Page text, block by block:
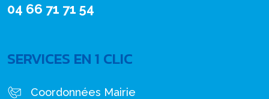
04 66 71 71 54
SERVICES EN 1 CLIC
Coordonnées Mairie